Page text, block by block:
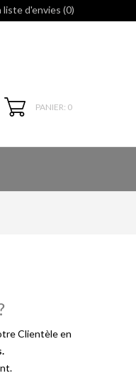
liste d'envies (0)
PANIER: 0
Clientèle en